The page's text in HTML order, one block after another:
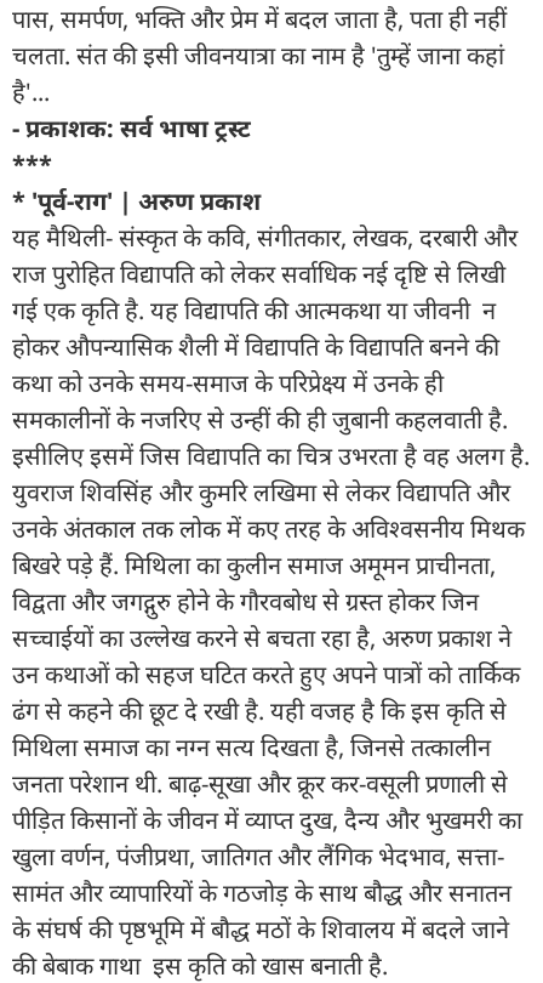
पास, समर्पण, भक्ति और प्रेम में बदल जाता है, पता ही नहीं
चलता. संत की इसी जीवनयात्रा का नाम है 'तुम्हें जाना कहां
है'...
- प्रकाशक: सर्व भाषा ट्रस्ट
***
* 'पूर्व-राग' | अरुण प्रकाश
यह मैथिली- संस्कृत के कवि, संगीतकार, लेखक, दरबारी और
राज पुरोहित विद्यापति को लेकर सर्वाधिक नई दृष्टि से लिखी
गई एक कृति है. यह विद्यापति की आत्मकथा या जीवनी न
होकर औपन्यासिक शैली में विद्यापति के विद्यापति बनने की
कथा को उनके समय-समाज के परिप्रेक्ष्य में उनके ही
समकालीनों के नजरिए से उन्हीं की ही जुबानी कहलवाती है.
इसीलिए इसमें जिस विद्यापति का चित्र उभरता है वह अलग है.
युवराज शिवसिंह और कुमरि लखिमा से लेकर विद्यापति और
उनके अंतकाल तक लोक में कए तरह के अविश्वसनीय मिथक
बिखरे पड़े हैं. मिथिला का कुलीन समाज अमूमन प्राचीनता,
विद्वता और जगद्गुरु होने के गौरवबोध से ग्रस्त होकर जिन
सच्चाईयों का उल्लेख करने से बचता रहा है, अरुण प्रकाश ने
उन कथाओं को सहज घटित करते हुए अपने पात्रों को तार्किक
ढंग से कहने की छूट दे रखी है. यही वजह है कि इस कृति से
मिथिला समाज का नग्न सत्य दिखता है, जिनसे तत्कालीन
जनता परेशान थी. बाढ़-सूखा और क्रूर कर-वसूली प्रणाली से
पीड़ित किसानों के जीवन में व्याप्त दुख, दैन्य और भुखमरी का
खुला वर्णन, पंजीप्रथा, जातिगत और लैंगिक भेदभाव, सत्ता-
सामंत और व्यापारियों के गठजोड़ के साथ बौद्ध और सनातन
के संघर्ष की पृष्ठभूमि में बौद्ध मठों के शिवालय में बदले जाने
की बेबाक गाथा इस कृति को खास बनाती है.